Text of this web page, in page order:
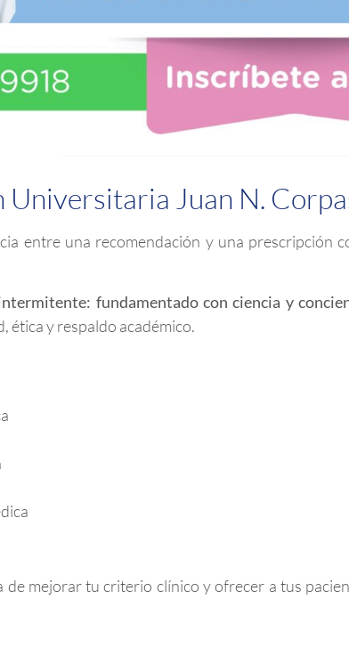
Juan N.
entre una recomendación y una prescripción
fundamentado con ciencia y
ética y respaldo académico.
mejorar tu criterio clínico y ofrecer a tus